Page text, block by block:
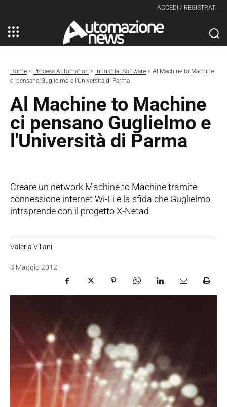
ACCEDI / REGISTRATI
Home Process Automation Industrial Software
Al Machine to Machine
ci pensano Guglielmo e l'Università di Parma
Al Machine to Machine
ci pensano Guglielmo e
l'Università di Parma
Creare un network Machine to Machine tramite
connessione internet Wi-Fi è la sfida che Guglielmo
intraprende con il progetto X-Netad
Valeria Villani
3 Maggio 2012